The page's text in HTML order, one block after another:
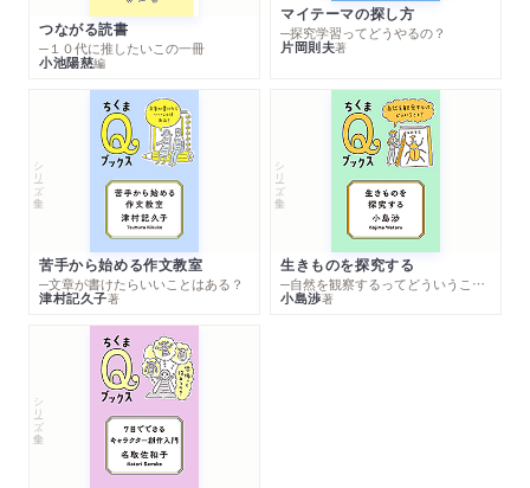
つながる読書
─１０代に推したいこの一冊
小池陽慈編
マイテーマの探し方
─探究学習ってどうやるの？
片岡則夫著
シリーズ・全集
苦手から始める作文教室
─文章が書けたらいいことはある？
津村記久子著
シリーズ・全集
生きものを探究する
─自然を観察するってどういうこと？
小島渉著
シリーズ・全集